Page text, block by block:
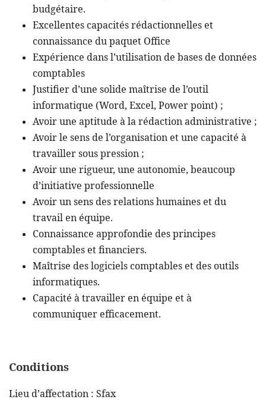
budgétaire.
Excellentes capacités rédactionnelles et
connaissance du paquet Office
Expérience dans l’utilisation de bases de données
comptables
Justifier d’une solide maîtrise de l’outil
informatique (Word, Excel, Power point) ;
Avoir une aptitude à la rédaction administrative ;
Avoir le sens de l’organisation et une capacité à
travailler sous pression ;
Avoir une rigueur, une autonomie, beaucoup
d’initiative professionnelle
Avoir un sens des relations humaines et du
travail en équipe.
Connaissance approfondie des principes
comptables et financiers.
Maîtrise des logiciels comptables et des outils
informatiques.
Capacité à travailler en équipe et à
communiquer efficacement.
Conditions
Lieu d’affectation : Sfax